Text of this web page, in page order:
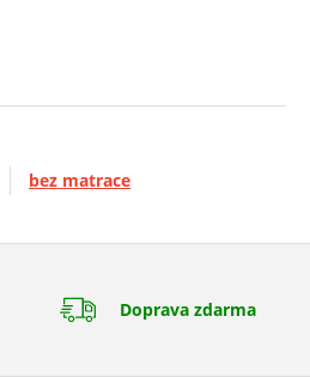
bez matrace
Doprava zdarma